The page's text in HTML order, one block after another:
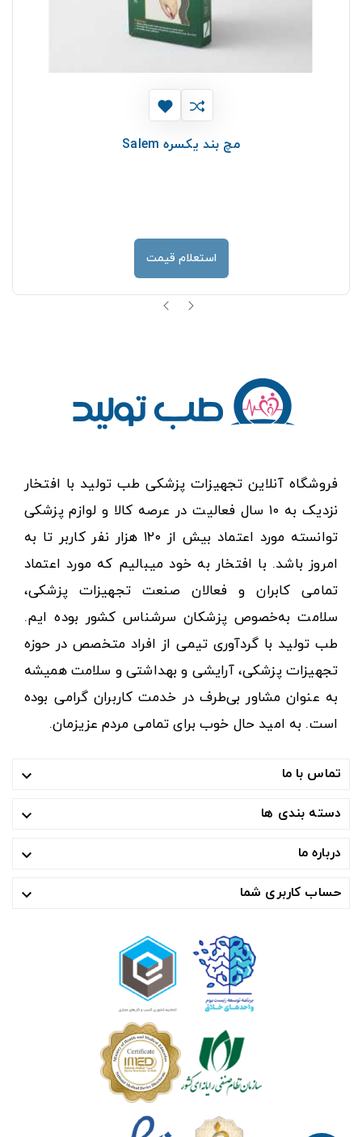
مچ بند يكسره Salem
استعلام قیمت
فروشگاه آنلاین تجهیزات پزشکی طب تولید با افتخار
نزدیک به ۱۰ سال فعالیت در عرصه کالا و لوازم پزشکی
توانسته مورد اعتماد بیش از ۱۲۰ هزار نفر کاربر تا به
امروز باشد. با افتخار به خود میبالیم که مورد اعتماد
تمامی کابران و فعالان صنعت تجهیزات پزشکی،
سلامت به‌خصوص پزشکان سرشناس کشور بوده ایم.
طب تولید با گردآوری تیمی از افراد متخصص در حوزه
تجهیزات پزشکی، آرایشی و بهداشتی و سلامت همیشه
به عنوان مشاور بی‌طرف در خدمت کاربران گرامی بوده
است. به امید حال خوب برای تمامی مردم عزیزمان.
تماس با ما 
دسته بندی ها 
درباره ما 
حساب کاربری شما 